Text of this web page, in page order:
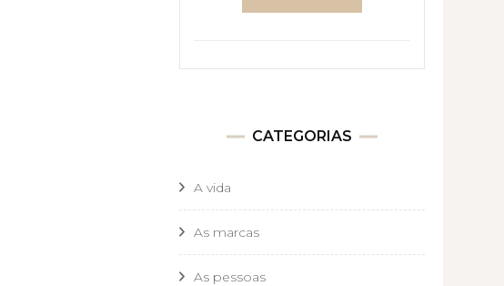
CATEGORIAS
A vida
As marcas
As pessoas